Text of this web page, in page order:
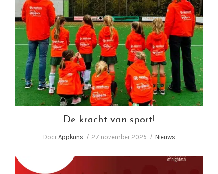
De kracht van sport!
De kracht van sport!
DoorAppkuns 27 november 2025 Nieuws